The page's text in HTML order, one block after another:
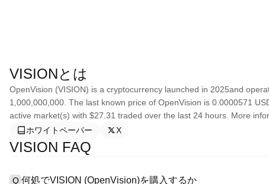
VISIONとは
OpenVision (VISION) is a cryptocurrency launched in 2025and
1,000,000,000. The last known price of OpenVision is 0.0000571
active market(s) with $27.31 traded over the last 24 hours. More
ホワイトペーパー
X
VISION FAQ
Q 何処でVISION (OpenVision)を購入するか